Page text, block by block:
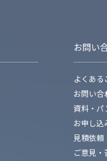
お問い
よくある
お問い合
資料・パ
お申し込
見積依頼
ご意見